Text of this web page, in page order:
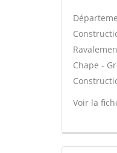
Chape -
Voir la